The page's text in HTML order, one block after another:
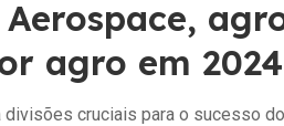
agro em 2024
cruciais para o sucesso